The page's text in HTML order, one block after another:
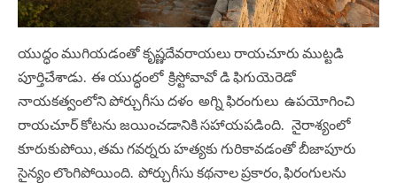
యుద్ధం ముగియడంతో కృష్ణదేవరాయలు రాయచూరు ముట్టడి
పూర్తిచేశాడు. ఈ యుద్ధంలో క్రిస్టోవావో డి ఫిగుయెరెడో
నాయకత్వంలోని పోర్చుగీసు దళం అగ్ని ఫిరంగులు ఉపయోగించి
రాయచూర్ కోటను జయించడానికి సహాయపడింది. నైరాశ్యంలో
కూరుకుపోయి, తమ గవర్నరు హత్యకు గురికావడంతో బీజాపూరు
సైన్యం లొంగిపోయింది. పోర్చుగీసు కథనాల ప్రకారం, ఫిరంగులను